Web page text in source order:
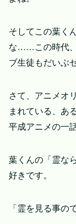
そしてこの葉く
な……この時代
ブ生徒もだいぶ
さて、アニメオ
まれている、あ
平成アニメの一話
葉くんの「霊な
好きです。
「霊を見る事の